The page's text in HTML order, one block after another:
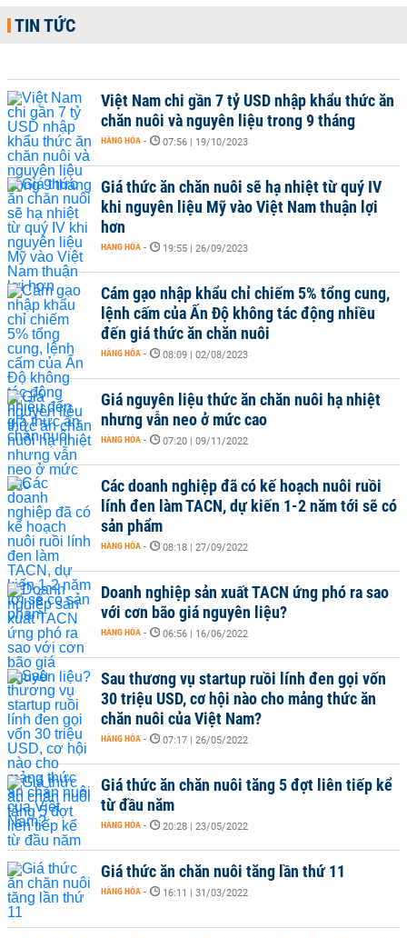
TIN TỨC
Việt Nam chi gần 7 tỷ USD nhập khẩu thức ăn
chăn nuôi và nguyên liệu trong 9 tháng
HÀNG HÓA - 07:56 | 19/10/2023
Giá thức ăn chăn nuôi sẽ hạ nhiệt từ quý IV
khi nguyên liệu Mỹ vào Việt Nam thuận lợi
hơn
HÀNG HÓA - 19:55 | 26/09/2023
Cám gạo nhập khẩu chỉ chiếm 5% tổng cung,
lệnh cấm của Ấn Độ không tác động nhiều
đến giá thức ăn chăn nuôi
HÀNG HÓA - 08:09 | 02/08/2023
Giá nguyên liệu thức ăn chăn nuôi hạ nhiệt
nhưng vẫn neo ở mức cao
HÀNG HÓA - 07:20 | 09/11/2022
Các doanh nghiệp đã có kế hoạch nuôi ruồi
lính đen làm TACN, dự kiến 1-2 năm tới sẽ có
sản phẩm
HÀNG HÓA - 08:18 | 27/09/2022
Doanh nghiệp sản xuất TACN ứng phó ra sao
với cơn bão giá nguyên liệu?
HÀNG HÓA - 06:56 | 16/06/2022
Sau thương vụ startup ruồi lính đen gọi vốn
30 triệu USD, cơ hội nào cho mảng thức ăn
chăn nuôi của Việt Nam?
HÀNG HÓA - 07:17 | 26/05/2022
Giá thức ăn chăn nuôi tăng 5 đợt liên tiếp kể
từ đầu năm
HÀNG HÓA - 20:28 | 23/05/2022
Giá thức ăn chăn nuôi tăng lần thứ 11
HÀNG HÓA - 16:11 | 31/03/2022